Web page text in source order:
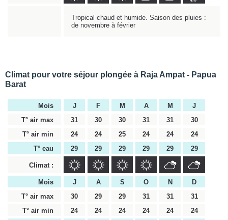
Tropical chaud et humide. Saison des pluies :
de novembre à février
Climat pour votre séjour plongée à Raja Ampat - Papua
Barat
Mois J F M A M
J
T° air max
31 30 30 31 31
30
T° air min
24 24 25 24 24
24
T° eau
29 29 29 29 29 29
Climat :
Mois J A S O N
D
T° air max
30 29 29 31 31
31
T° air min
24 24 24 24 24
24